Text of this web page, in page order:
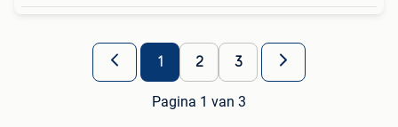
1 2 3
Pagina 1 van 3